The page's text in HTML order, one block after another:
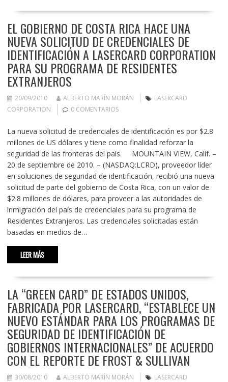
EL GOBIERNO DE COSTA RICA HACE UNA
NUEVA SOLICITUD DE CREDENCIALES DE
IDENTIFICACIÓN A LASERCARD CORPORATION
PARA SU PROGRAMA DE RESIDENTES
EXTRANJEROS
20/09/2010 ALBERTO MARÍN MORÁN
LASERCARD
CORPORATION
0 COMENTARIOS
La nueva solicitud de credenciales de identificación es por $2.8
millones de US dólares y tiene como finalidad reforzar la
seguridad de las fronteras del país. MOUNTAIN VIEW, Calif. –
20 de septiembre de 2010. – (NASDAQ:LCRD), proveedor líder
en soluciones de seguridad de identificación, recibió una nueva
solicitud de parte del gobierno de Costa Rica, con un valor de
$2.8 millones de dólares, para proveer a las autoridades de
inmigración del país de credenciales para su programa de
Residentes Extranjeros. Las credenciales solicitadas están
basadas en medios de…
LEER MÁS
LA “GREEN CARD” DE ESTADOS UNIDOS,
FABRICADA POR LASERCARD, “ESTABLECE UN
NUEVO ESTÁNDAR PARA LOS PROGRAMAS DE
SEGURIDAD DE IDENTIFICACIÓN DE
GOBIERNOS INTERNACIONALES” DE ACUERDO
CON EL REPORTE DE FROST & SULLIVAN
30/08/2010 ALBERTO MARÍN MORÁN
LASERCARD